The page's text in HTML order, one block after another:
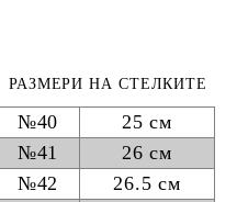
РАЗМЕРИ НА СТЕЛКИТЕ
№40
25 см
№41
26 см
№42
26.5 см